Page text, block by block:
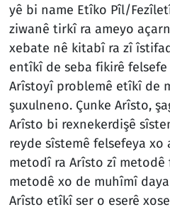
yê bi name Etîko Pîl/
ziwanê tirkî ra ameyo
xebate nê kitabî ra zî
entîkî de seba fikirê
Arîstoyî problemê etîkî de
şuxulneno. Çunke Arîsto,
Arîsto bi rexnekerdişê
reyde sîstemê felsefeya xo
metodî ra Arîsto zî metodê
metodê xo de muhîmî
Arîsto etîkî ser o eserê